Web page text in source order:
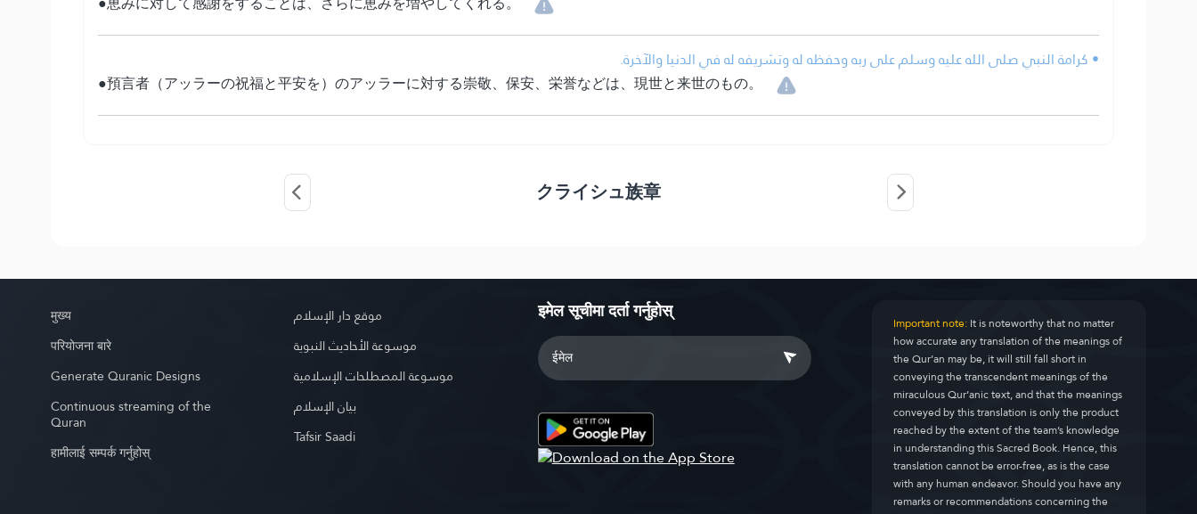
• كرامة النبي صلى الله عليه وسلم على ربه وحفظه له وتشريفه له في الدنيا والآخرة.
●預言者（アッラーの祝福と平安を）のアッラーに対する崇敬、保安、栄誉などは、現世と来世のもの。
クライシュ族章
मुख्य
परियोजना बारे
Generate Quranic Designs
Continuous streaming of the
Quran
हामीलाई सम्पर्क गर्नुहोस्
موقع دار الإسلام
موسوعة الأحاديث النبوية
موسوعة المصطلحات الإسلامية
بيان الإسلام
Tafsir Saadi
इमेल सूचीमा दर्ता गर्नुहोस् Important note:It is noteworthy that no matter
how accurate any translation of the meanings of
the Qur’an may be, it will still fall short in
conveying the transcendent meanings of the
miraculous Qur’anic text, and that the meanings
conveyed by this translation is only the product
reached by the extent of the team’s knowledge
in understanding this Sacred Book. Hence, this
translation cannot be error-free, as is the case
with any human endeavor. Should you have any
remarks or recommendations concerning the